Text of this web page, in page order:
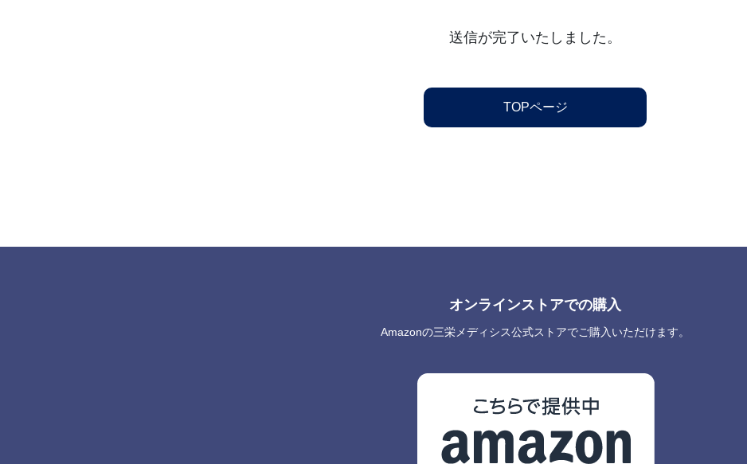
送信が完了いたしました。
TOPページ
オンラインストアでの購入
Amazonの三栄メディシス公式ストアでご購入いただけます。